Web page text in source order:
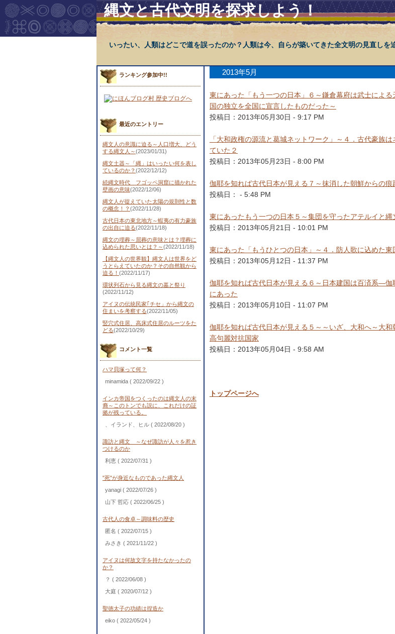
縄文と古代文明を探求しよう！
いったい、人類はどこで道を誤ったのか？人類は今、自らが築いてきた全文明の見直しを
ランキング参加中!!
最近のエントリー
縄文人の意識に迫る～人口増大、どう
する縄文人～(2023/01/31)
縄文土器～「縄」はいったい何を表し
ているのか？ (2022/12/12)
続縄文時代 フゴッペ洞窟に描かれた
壁画の意味(2022/12/06)
縄文人が捉えていた太陽の規則性と数
の概念！？ (2022/11/28)
古代日本の東北地方～蝦夷の有力豪族
の出自に迫る(2022/11/18)
縄文の埋葬～屈葬の意味とは？埋葬に
込められた思いとは？～(2022/11/18)
【縄文人の世界観】縄文人は世界をど
うとらえていたのか？その自然観から
迫る！ (2022/11/17)
環状列石から見る縄文の墓と祭り
(2022/11/12)
アイヌの伝統民家｢チセ」から縄文の
住まいを考察する(2022/11/05)
竪穴式住居、高床式住居のルーツをた
どる(2022/10/29)
コメント一覧
ハマ貝塚って何？
minamida ( 2022/09/22 )
インカ帝国をつくったのは縄文人の末
裔～このトンでも説に、これだけの証
拠が残っている。
、イランド、ヒル ( 2022/08/20 )
諏訪と縄文 ～なぜ諏訪が人々を惹き
つけるのか
利恵 ( 2022/07/31 )
"死"が身近なものであった縄文人
yanagi ( 2022/07/26 )
山下 哲応 ( 2022/06/25 )
古代人の食卓～調味料の歴史
匿名 ( 2022/07/15 )
みさき ( 2021/11/22 )
アイヌは何故文字を持たなかったの
か？
？ ( 2022/06/08 )
大庭 ( 2020/07/12 )
聖徳太子の功績は捏造か
eiko ( 2022/05/24 )
2013年5月
東にあった「もう一つの日本」６～鎌倉幕府は武士による
国の独立を全国に宣言したものだった～
投稿日：2013年05月30日 - 9:17 PM
「大和政権の源流と葛城ネットワーク」～４．古代豪族
ていた２
投稿日：2013年05月23日 - 8:00 PM
伽耶を知れば古代日本が見える７～抹消した朝鮮からの痕
投稿日： - 5:48 PM
東にあったもう一つの日本５～集団を守ったアテルイと縄
投稿日：2013年05月21日 - 10:01 PM
東にあった「もうひとつの日本」～４．防人歌に込めた東
投稿日：2013年05月12日 - 11:37 PM
伽耶を知れば古代日本が見える６～日本建国は百済系―伽
にあった
投稿日：2013年05月10日 - 11:07 PM
伽耶を知れば古代日本が見える５～～いざ、大和へ～大和
高句麗対抗国家
投稿日：2013年05月04日 - 9:58 AM
トップページへ